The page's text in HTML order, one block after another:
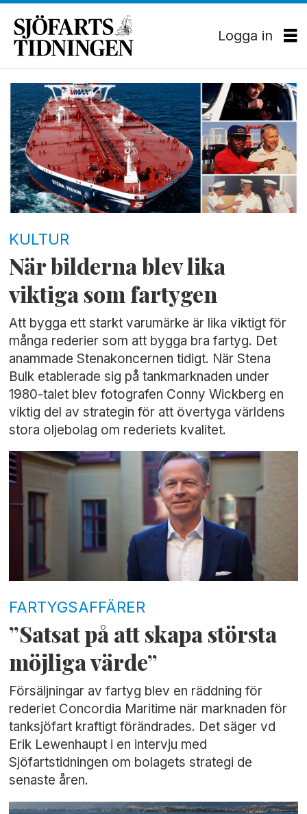
Logga in
Tag:
concordia
maritime
KULTUR
När bilderna blev lika
viktiga som fartygen
Att bygga ett starkt varumärke är lika viktigt för
många rederier som att bygga bra fartyg. Det
anammade Stenakoncernen tidigt. När Stena
Bulk etablerade sig på tankmarknaden under
1980-talet blev fotografen Conny Wickberg en
viktig del av strategin för att övertyga världens
stora oljebolag om rederiets kvalitet.
FARTYGSAFFÄRER
”Satsat på att skapa största
möjliga värde”
Försäljningar av fartyg blev en räddning för
rederiet Concordia Maritime när marknaden för
tanksjöfart kraftigt förändrades. Det säger vd
Erik Lewenhaupt i en intervju med
Sjöfartstidningen om bolagets strategi de
senaste åren.